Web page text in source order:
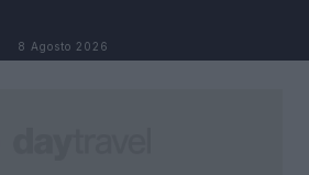
8 Agosto 2026